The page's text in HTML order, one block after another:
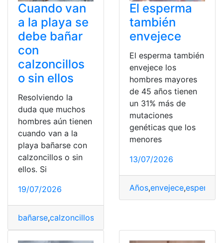
Cuando van
a la playa se
debe bañar
con
calzoncillos
o sin ellos
Resolviendo la
duda que muchos
hombres aún tienen
cuando van a la
playa bañarse con
calzoncillos o sin
ellos. Si
19/07/2026
bañarse,calzoncillos
El esperma
también
envejece
El esperma también
envejece los
hombres mayores
de 45 años tienen
un 31% más de
mutaciones
genéticas que los
menores
13/07/2026
Años,envejece,esperma